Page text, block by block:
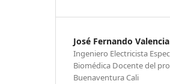
José Fernando
Ingeniero Electricista
Biomédica Docente del
Buenaventura Cali